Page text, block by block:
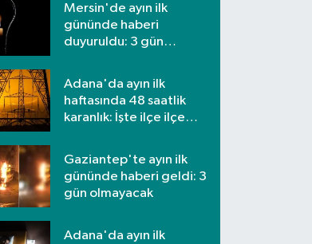
Mersin'de ayın ilk
gününde haberi
duyuruldu: 3 gün
Adana'da ayın ilk
haftasında 48 saatlik
karanlık: İşte ilçe ilçe
Gaziantep'te ayın ilk
gününde haberi geldi: 3
gün olmayacak
Adana'da ayın ilk